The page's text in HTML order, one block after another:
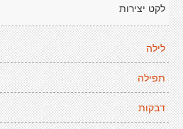
לקט יצירות
לילה
תפילה
דבקות